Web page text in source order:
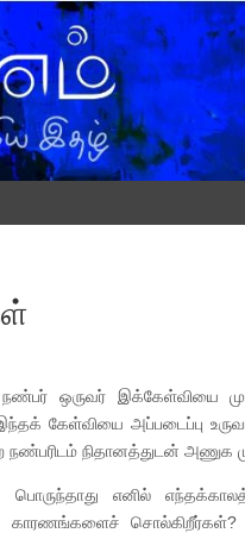
நண்பர் ஒருவர்
கேள்வியை அப்படைப்பு
நண்பரிடம் நிதானத்துடன் அணுக
எனில்
காரணங்களைச் சொல்கிறீர்கள்?